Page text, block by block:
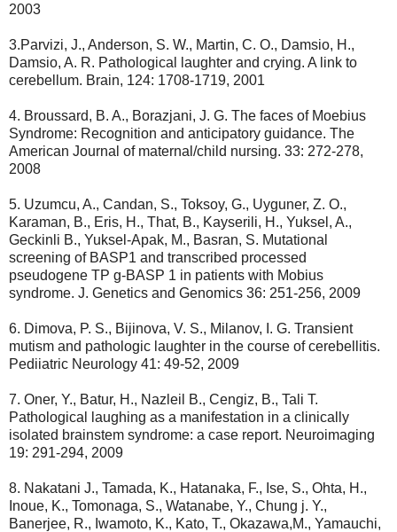
2003
3.Parvizi, J., Anderson, S. W., Martin, C. O., Damsio, H.,
Damsio, A. R. Pathological laughter and crying. A link to
cerebellum. Brain, 124: 1708-1719, 2001
4. Broussard, B. A., Borazjani, J. G. The faces of Moebius
Syndrome: Recognition and anticipatory guidance. The
American Journal of maternal/child nursing. 33: 272-278,
2008
5. Uzumcu, A., Candan, S., Toksoy, G., Uyguner, Z. O.,
Karaman, B., Eris, H., That, B., Kayserili, H., Yuksel, A.,
Geckinli B., Yuksel-Apak, M., Basran, S. Mutational
screening of BASP1 and transcribed processed
pseudogene TP g-BASP 1 in patients with Mobius
syndrome. J. Genetics and Genomics 36: 251-256, 2009
6. Dimova, P. S., Bijinova, V. S., Milanov, I. G. Transient
mutism and pathologic laughter in the course of cerebellitis.
Pediiatric Neurology 41: 49-52, 2009
7. Oner, Y., Batur, H., Nazleil B., Cengiz, B., Tali T.
Pathological laughing as a manifestation in a clinically
isolated brainstem syndrome: a case report. Neuroimaging
19: 291-294, 2009
8. Nakatani J., Tamada, K., Hatanaka, F., Ise, S., Ohta, H.,
Inoue, K., Tomonaga, S., Watanabe, Y., Chung j. Y.,
Banerjee, R., Iwamoto, K., Kato, T., Okazawa,M., Yamauchi,